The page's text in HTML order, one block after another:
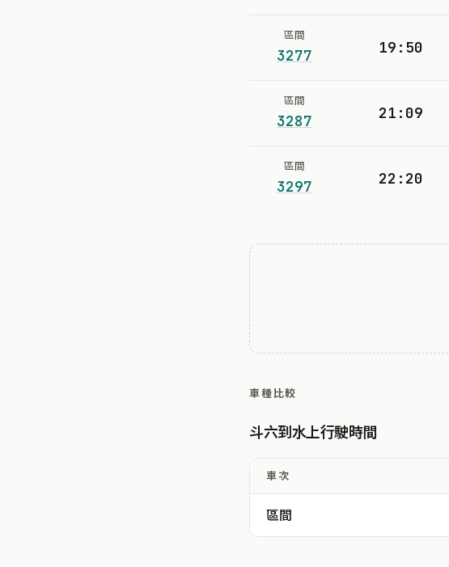
區間
3277 19:50
區間
3287 21:09
區間
3297 22:20
車種比較
斗六到水上行駛時間
車次
區間